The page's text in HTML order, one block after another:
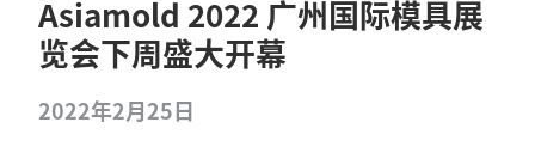
Asiamold 2022 广州国际模具展
览会下周盛大开幕
2022年2月25日